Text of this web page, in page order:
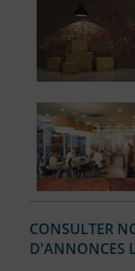
CONSULTER
D'ANNONCES